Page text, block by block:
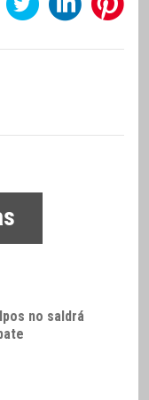
no saldrá